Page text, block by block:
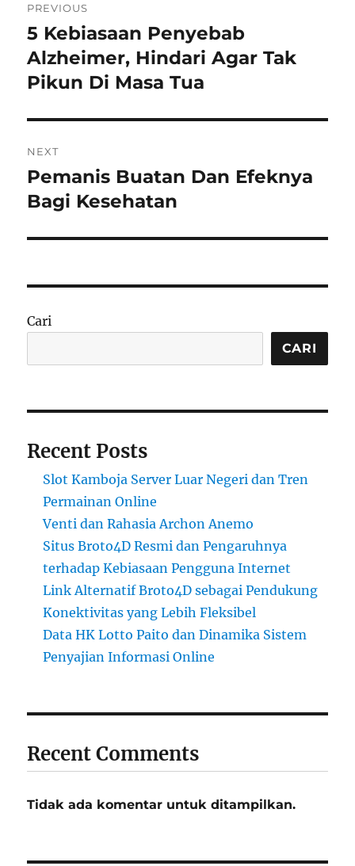
pos
PREVIOUS
Previous
post:
5 Kebiasaan Penyebab
Alzheimer, Hindari Agar Tak
Pikun Di Masa Tua
NEXT
Next
post:
Pemanis Buatan Dan Efeknya
Bagi Kesehatan
Cari
CARI
Recent Posts
Slot Kamboja Server Luar Negeri dan Tren
Permainan Online
Venti dan Rahasia Archon Anemo
Situs Broto4D Resmi dan Pengaruhnya
terhadap Kebiasaan Pengguna Internet
Link Alternatif Broto4D sebagai Pendukung
Konektivitas yang Lebih Fleksibel
Data HK Lotto Paito dan Dinamika Sistem
Penyajian Informasi Online
Recent Comments
Tidak ada komentar untuk ditampilkan.